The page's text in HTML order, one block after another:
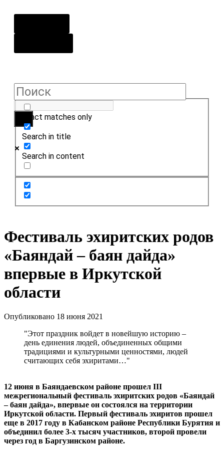
Exact matches only
Search in title
Search in content
Фестиваль эхиритских родов
«Баяндай – баян дайда»
впервые в Иркутской
области
Опубликовано 18 июня 2021
"Этот праздник войдет в новейшую историю –
день единения людей, объединенных общими
традициями и культурными ценностями, людей
считающих себя эхиритами…"
12 июня в Баяндаевском районе прошел III
межрегиональный фестиваль эхиритских родов «Баяндай
– баян дайда», впервые он состоялся на территории
Иркутской области. Первый фестиваль эхиритов прошел
еще в 2017 году в Кабанском районе Республики Бурятия и
объединил более 3-х тысяч участников, второй провели
через год в Баргузинском районе.